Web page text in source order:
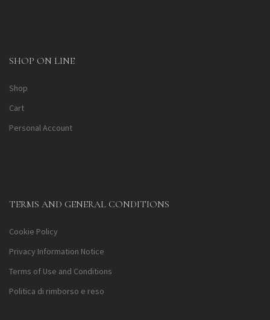
SHOP ON LINE
Shop
Cart
Personal Account
TERMS AND GENERAL CONDITIONS
Cookie Policy
Privacy Information Notice
Terms of Use and Conditions
Politica di rimborso e reso